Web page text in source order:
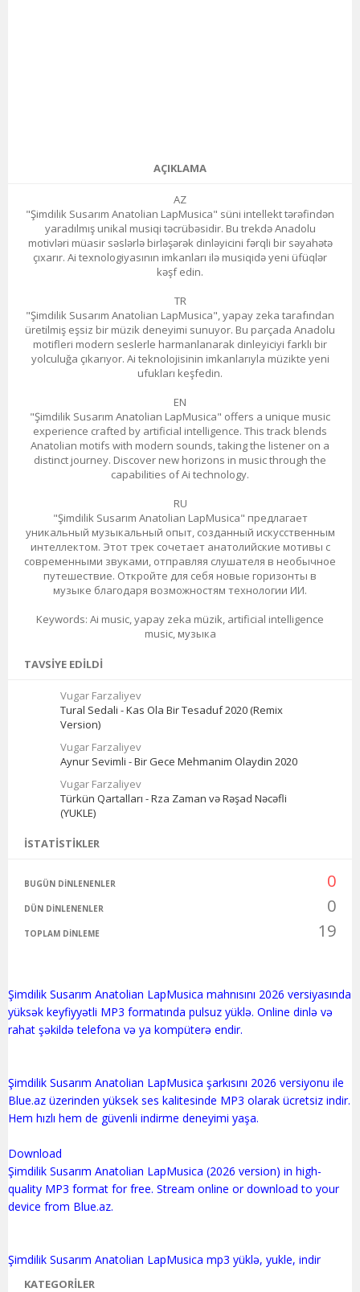
AÇIKLAMA
AZ
"Şimdilik Susarım Anatolian LapMusica" süni intellekt tərəfindən
yaradılmış unikal musiqi təcrübəsidir. Bu trekdə Anadolu
motivləri müasir səslərlə birləşərək dinləyicini fərqli bir səyahətə
çıxarır. Ai texnologiyasının imkanları ilə musiqidə yeni üfüqlər
kəşf edin.
TR
"Şimdilik Susarım Anatolian LapMusica", yapay zeka tarafından
üretilmiş eşsiz bir müzik deneyimi sunuyor. Bu parçada Anadolu
motifleri modern seslerle harmanlanarak dinleyiciyi farklı bir
yolculuğa çıkarıyor. Ai teknolojisinin imkanlarıyla müzikte yeni
ufukları keşfedin.
EN
"Şimdilik Susarım Anatolian LapMusica" offers a unique music
experience crafted by artificial intelligence. This track blends
Anatolian motifs with modern sounds, taking the listener on a
distinct journey. Discover new horizons in music through the
capabilities of Ai technology.
RU
"Şimdilik Susarım Anatolian LapMusica" предлагает
уникальный музыкальный опыт, созданный искусственным
интеллектом. Этот трек сочетает анатолийские мотивы с
современными звуками, отправляя слушателя в необычное
путешествие. Откройте для себя новые горизонты в
музыке благодаря возможностям технологии ИИ.
Keywords: Ai music, yapay zeka müzik, artificial intelligence
music, музыка
TAVSIYE EDILDI
Vugar Farzaliyev
Tural Sedali - Kas Ola Bir Tesaduf 2020 (Remix
Version)
Vugar Farzaliyev
Aynur Sevimli - Bir Gece Mehmanim Olaydin 2020
Vugar Farzaliyev
Türkün Qartalları - Rza Zaman və Rəşad Nəcəfli
(YUKLE)
İSTATISTIKLER
BUGÜN DINLENENLER 0
DÜN DINLENENLER 0
TOPLAM DINLEME 19
Şimdilik Susarım Anatolian LapMusica mahnısını 2026 versiyasında
yüksək keyfiyyətli MP3 formatında pulsuz yüklə. Online dinlə və
rahat şəkildə telefona və ya kompüterə endir.
Şimdilik Susarım Anatolian LapMusica şarkısını 2026 versiyonu ile
Blue.az üzerinden yüksek ses kalitesinde MP3 olarak ücretsiz indir.
Hem hızlı hem de güvenli indirme deneyimi yaşa.
Download
Şimdilik Susarım Anatolian LapMusica (2026 version) in high-
quality MP3 format for free. Stream online or download to your
device from Blue.az.
KATEGORILER